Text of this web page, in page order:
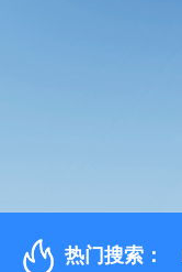
热门搜索：